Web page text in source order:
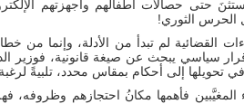
حتى حصالات أطفالهم وأجهزتهم
الحرس الثوري!
القضائية لم تبدأ من الأدلة، وإنما من
سياسي يبحث عن صيغة قانونية، فوزير
إلى أحكام بمقاس محدد، تلبيةً لرغبة
المغيَّبين فأهمها مكانُ احتجازهم وظروفه،